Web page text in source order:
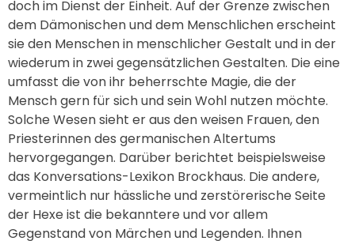
doch im Dienst der Einheit. Auf der Grenze zwischen
dem Dämonischen und dem Menschlichen erscheint
sie den Menschen in menschlicher Gestalt und in der
wiederum in zwei gegensätzlichen Gestalten. Die eine
umfasst die von ihr beherrschte Magie, die der
Mensch gern für sich und sein Wohl nutzen möchte.
Solche Wesen sieht er aus den weisen Frauen, den
Priesterinnen des germanischen Altertums
hervorgegangen. Darüber berichtet beispielsweise
das Konversations-Lexikon Brockhaus. Die andere,
vermeintlich nur hässliche und zerstörerische Seite
der Hexe ist die bekanntere und vor allem
Gegenstand von Märchen und Legenden. Ihnen